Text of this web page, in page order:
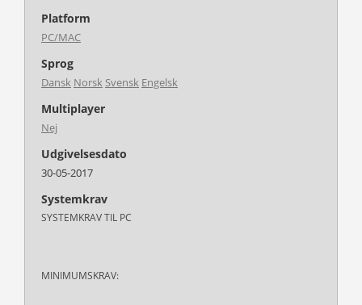
Platform
PC/MAC
Sprog
Dansk Norsk Svensk Engelsk
Multiplayer
Nej
Udgivelsesdato
30-05-2017
Systemkrav
SYSTEMKRAV TIL PC
MINIMUMSKRAV: